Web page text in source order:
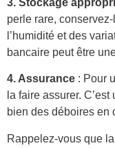
3. Stockage
perle rare,
l’humidité et des
bancaire peut être
4. Assurance : Pour
la faire assurer.
bien des déboires en
Rappelez-vous que